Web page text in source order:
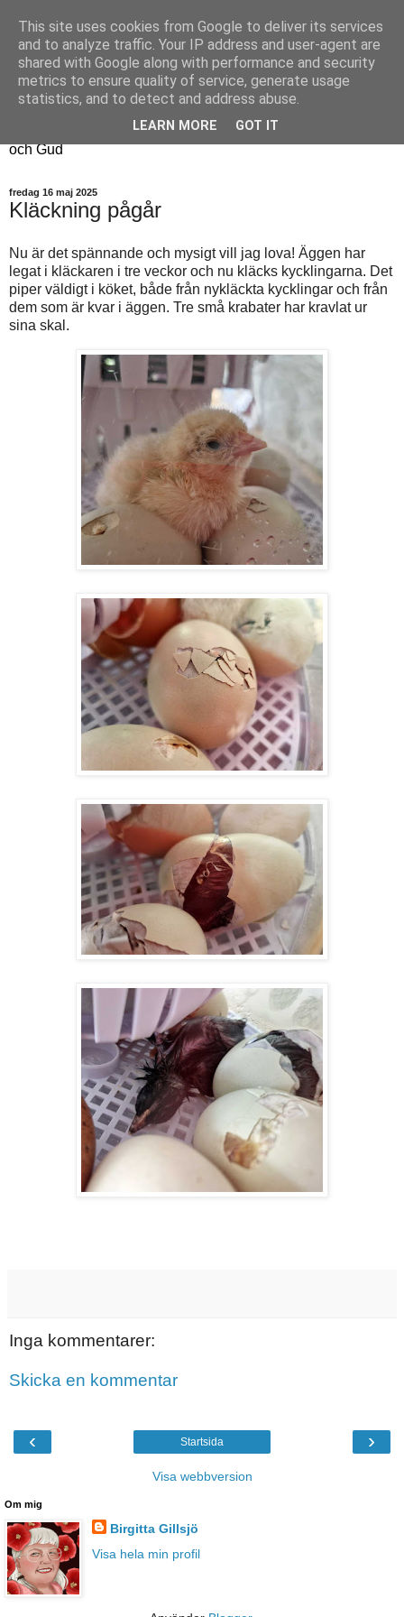
Fyren
Fyren finns för att sprida ljus i mörkret
För att påminna om guldkanterna i tillvaron
Här samsas jakt, hantverk, odling, och andra tankar om livet
och Gud
fredag 16 maj 2025
Kläckning pågår
Nu är det spännande och mysigt vill jag lova! Äggen har
legat i kläckaren i tre veckor och nu kläcks kycklingarna. Det
piper väldigt i köket, både från nykläckta kycklingar och från
dem som är kvar i äggen. Tre små krabater har kravlat ur
sina skal.
Inga kommentarer:
Skicka en kommentar
‹ ›
Startsida
Visa webbversion
Om mig
Birgitta Gillsjö
Visa hela min profil
This site uses cookies from Google to deliver its services
and to analyze traffic. Your IP address and user-agent are
shared with Google along with performance and security
metrics to ensure quality of service, generate usage
statistics, and to detect and address abuse.
LEARN MORE GOT IT